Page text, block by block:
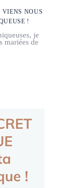
VIENS NOUS
!
je
mariées de